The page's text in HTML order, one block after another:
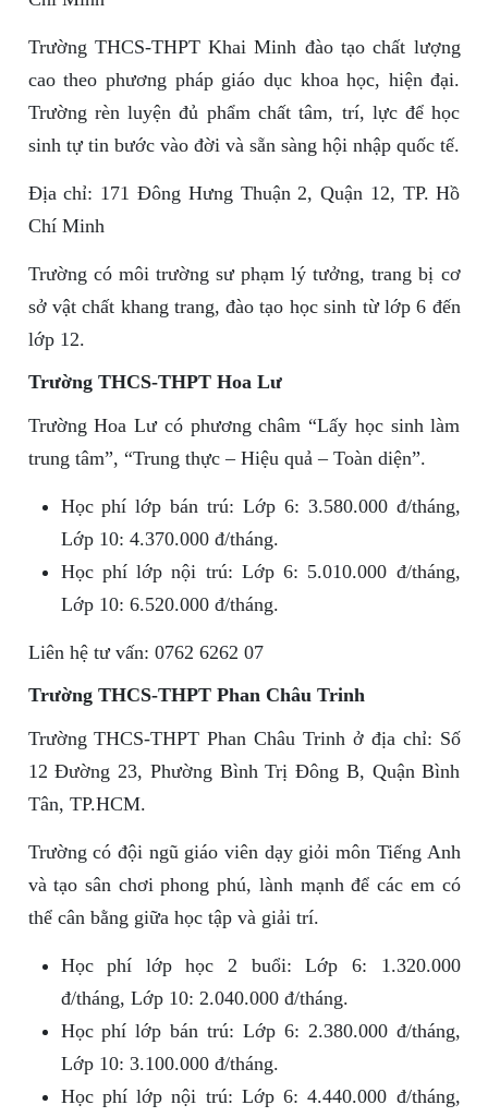
Trường THCS-THPT Khai Minh đào tạo chất lượng
cao theo phương pháp giáo dục khoa học, hiện đại.
Trường rèn luyện đủ phẩm chất tâm, trí, lực để học
sinh tự tin bước vào đời và sẵn sàng hội nhập quốc tế.
Địa chỉ: 171 Đông Hưng Thuận 2, Quận 12, TP. Hồ
Chí Minh
Trường có môi trường sư phạm lý tưởng, trang bị cơ
sở vật chất khang trang, đào tạo học sinh từ lớp 6 đến
lớp 12.
Trường THCS-THPT Hoa Lư
Trường Hoa Lư có phương châm “Lấy học sinh làm
trung tâm”, “Trung thực – Hiệu quả – Toàn diện”.
Học phí lớp bán trú: Lớp 6: 3.580.000 đ/tháng,
Lớp 10: 4.370.000 đ/tháng.
Học phí lớp nội trú: Lớp 6: 5.010.000 đ/tháng,
Lớp 10: 6.520.000 đ/tháng.
Liên hệ tư vấn: 0762 6262 07
Trường THCS-THPT Phan Châu Trinh
Trường THCS-THPT Phan Châu Trinh ở địa chỉ: Số
12 Đường 23, Phường Bình Trị Đông B, Quận Bình
Tân, TP.HCM.
Trường có đội ngũ giáo viên dạy giỏi môn Tiếng Anh
và tạo sân chơi phong phú, lành mạnh để các em có
thể cân bằng giữa học tập và giải trí.
Học phí lớp học 2 buổi: Lớp 6: 1.320.000
đ/tháng, Lớp 10: 2.040.000 đ/tháng.
Học phí lớp bán trú: Lớp 6: 2.380.000 đ/tháng,
Lớp 10: 3.100.000 đ/tháng.
Học phí lớp nội trú: Lớp 6: 4.440.000 đ/tháng,